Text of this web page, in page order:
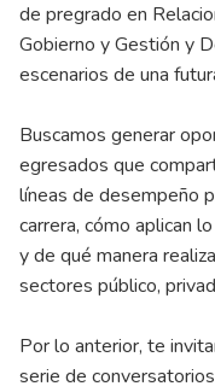
de pregrado en
Gobierno y Gestión y
escenarios de una
Buscamos generar
egresados que
líneas de desempeño
carrera, cómo aplican
y de qué manera
sectores público,
Por lo anterior, te
serie de conversatorios